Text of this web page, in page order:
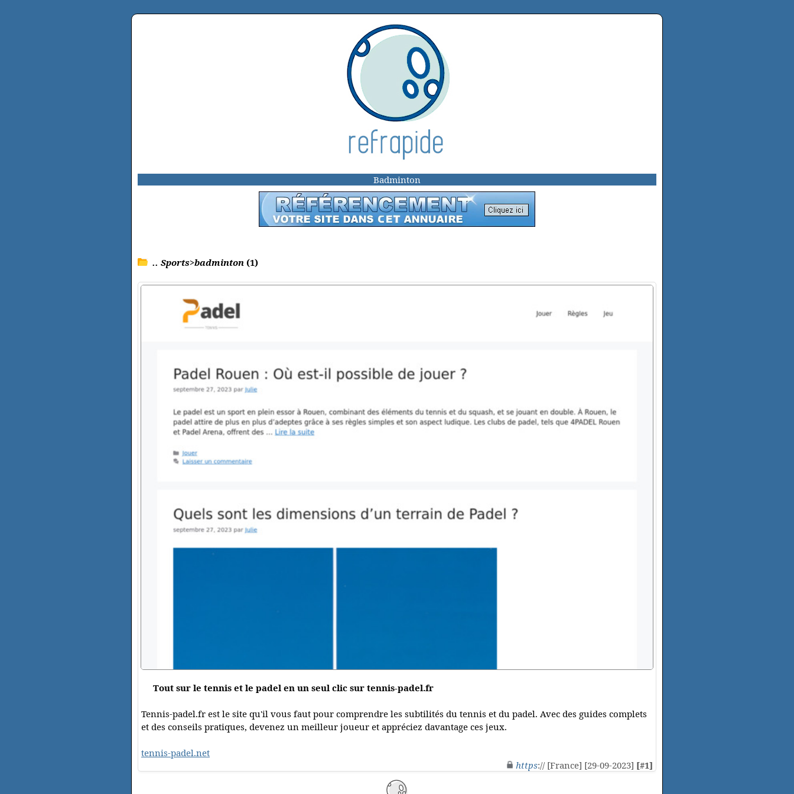
Badminton
.. Sports>badminton (1)
Tout sur le tennis et le padel en un seul clic sur tennis-padel.fr
Tennis-padel.fr est le site qu'il vous faut pour comprendre les subtilités du tennis et du padel. Avec des guides complets
et des conseils pratiques, devenez un meilleur joueur et appréciez davantage ces jeux.
tennis-padel.net
https:// [France] [29-09-2023] [#1]